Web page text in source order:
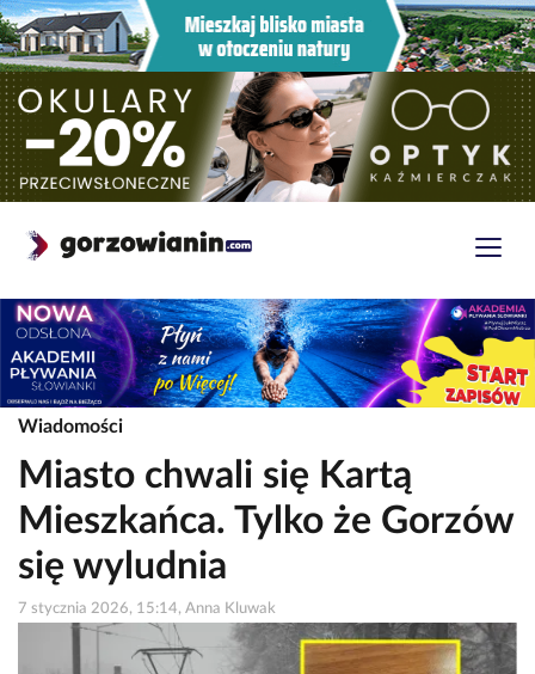
Wiadomości
Miasto chwali się Kartą
Mieszkańca. Tylko że Gorzów
się wyludnia
7 stycznia 2026, 15:14, Anna Kluwak